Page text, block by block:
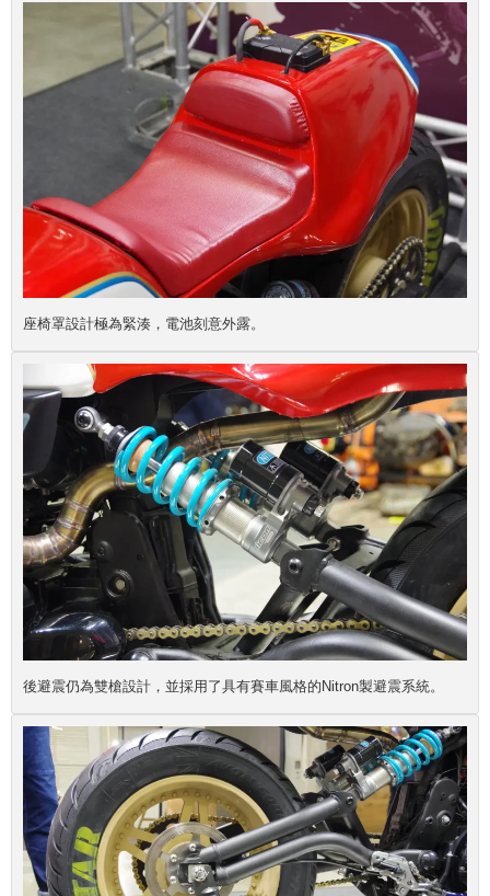
座椅罩設計極為緊湊，電池刻意外露。
後避震仍為雙槍設計，並採用了具有賽車風格的Nitron製避震系統。